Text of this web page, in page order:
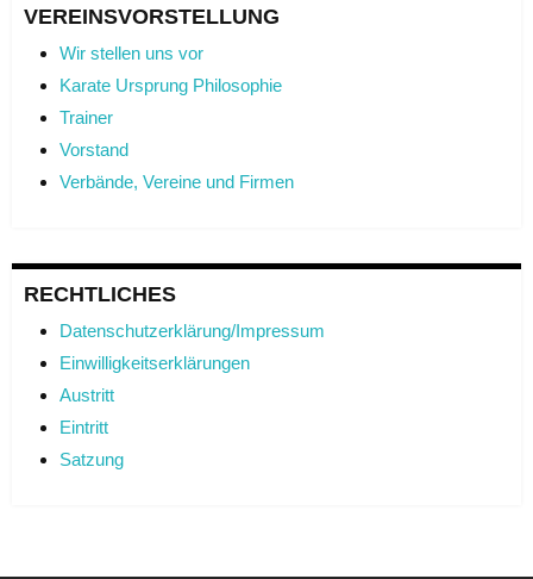
VEREINSVORSTELLUNG
Wir stellen uns vor
Karate Ursprung Philosophie
Trainer
Vorstand
Verbände, Vereine und Firmen
RECHTLICHES
Datenschutzerklärung/Impressum
Einwilligkeitserklärungen
Austritt
Eintritt
Satzung